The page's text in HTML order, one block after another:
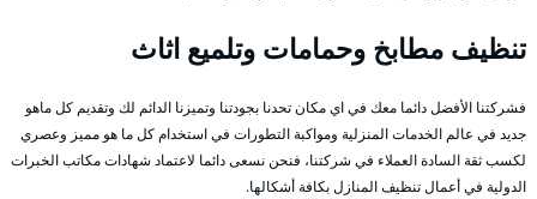
تنظيف مطابخ وحمامات وتلميع اثاث
فشركتنا الأفضل دائما معك في اي مكان تحدنا بجودتنا وتميزنا الدائم لك وتقديم كل ماهو
جديد في عالم الخدمات المنزلية ومواكبة التطورات في استخدام كل ما هو مميز وعصري
لكسب ثقة السادة العملاء في شركتنا، فنحن نسعى دائما لاعتماد شهادات مكاتب الخبرات
الدولية في أعمال تنظيف المنازل بكافة أشكالها.